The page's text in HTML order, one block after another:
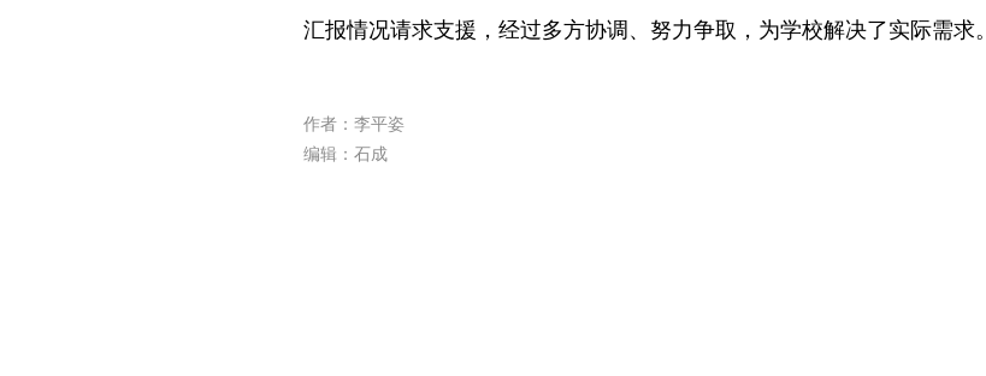
汇报情况请求支援，经过多方协调、努力争取，为学校解决了实际需求。
作者：李平姿
编辑：石成